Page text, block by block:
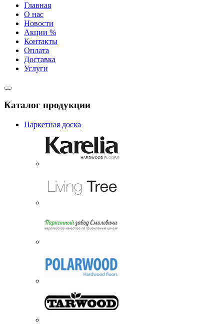
Главная
О нас
Новости
Акции %
Контакты
Оплата
Доставка
Услуги
Каталог продукции
Паркетная доска